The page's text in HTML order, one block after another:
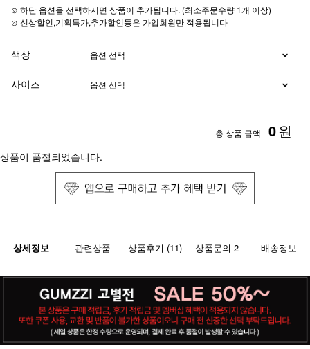
⊙ 하단 옵션을 선택하시면 상품이 추가됩니다. (최소주문수량 1개 이상)
⊙ 신상할인,기획특가,추가할인등은 가입회원만 적용됩니다
색상
사이즈
총 상품 금액 0원
상품이 품절되었습니다.
상세정보 관련상품 상품후기 (11) 상품문의 2 배송정보